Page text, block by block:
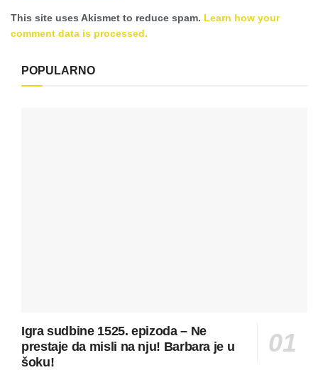
This site uses Akismet to reduce spam. Learn how your
comment data is processed.
POPULARNO
Igra sudbine 1525. epizoda – Ne
prestaje da misli na nju! Barbara je u
šoku!